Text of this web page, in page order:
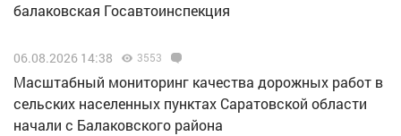
балаковская Госавтоинспекция
06.08.2026 14:38 3553
Масштабный мониторинг качества дорожных работ в
сельских населенных пунктах Саратовской области
начали с Балаковского района